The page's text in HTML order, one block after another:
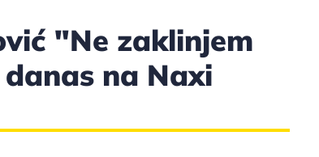
"Ne zaklinjem
na Naxi